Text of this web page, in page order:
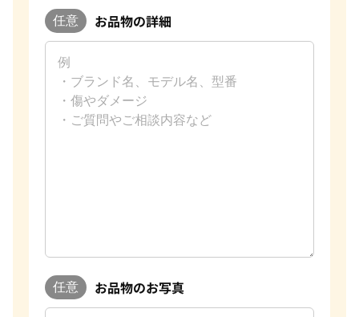
任意 お品物の詳細
任意 お品物のお写真